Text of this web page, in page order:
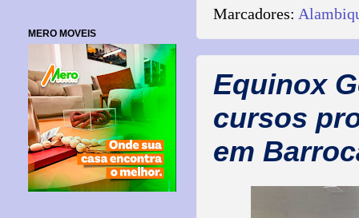
Marcadores:
Equinox
cursos
em
MERO MOVEIS